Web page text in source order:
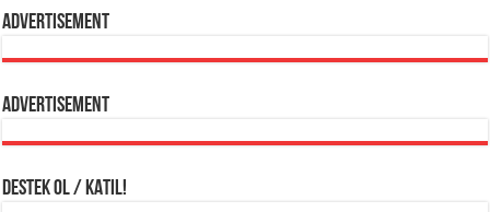
Advertisement
Advertisement
DESTEK OL / KATIL!